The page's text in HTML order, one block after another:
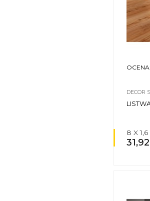
OCENA:
DECOR
8 X
31,92